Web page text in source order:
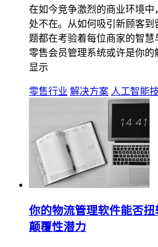
在如今竞争激烈的商业环境
处不在。从如何吸引新顾客到
题都在考验着每位商家的智慧
零售会员管理系统或许是你
显示
零售行业 解决方案 人工智能
你的物流管理软件能否
颠覆性潜力